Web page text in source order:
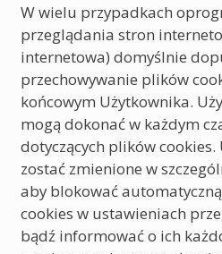
W wielu przypadkach
przeglądania stron
internetowa) domyślnie
przechowywanie plików
końcowym Użytkownika.
mogą dokonać w każdym
dotyczących plików
zostać zmienione w
aby blokować
cookies w ustawieniach
bądź informować o ich